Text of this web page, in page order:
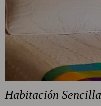
Habitación Sencilla